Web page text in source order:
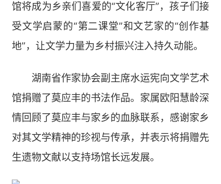
馆将成为乡亲们喜爱的“文化客厅”，孩子们接
受文学启蒙的“第二课堂”和文艺家的“创作基
地”，让文学力量为乡村振兴注入持久动能。
湖南省作家协会副主席水运宪向文学艺术
馆捐赠了莫应丰的书法作品。家属欧阳慧龄深
情回顾了莫应丰与家乡的血脉联系，感谢家乡
对其文学精神的珍视与传承，并表示将捐赠先
生遗物文献以支持场馆长远发展。